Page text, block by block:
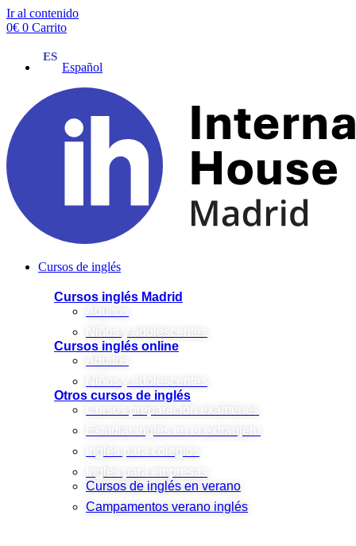
Ir al contenido
0€ 0 Carrito
Español
Cursos de inglés
Cursos inglés Madrid
Adultos
Niños y adolescentes
Cursos inglés online
Adultos
Niños y adolescentes
Otros cursos de inglés
Cursos preparación exámenes
Estudiar inglés en el extranjero
Inglés para colegios
Inglés para empresas
Cursos de inglés en verano
Campamentos verano inglés